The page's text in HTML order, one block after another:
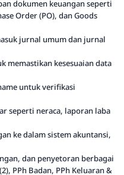
dokumen keuangan seperti
Order (PO), dan Goods
jurnal umum dan jurnal
memastikan kesesuaian data
untuk verifikasi
seperti neraca, laporan laba
ke dalam sistem akuntansi,
dan penyetoran berbagai
PPh Badan, PPh Keluaran &